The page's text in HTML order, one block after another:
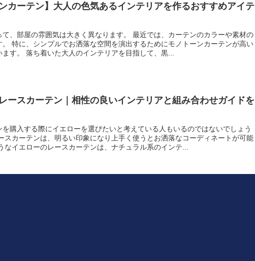
ンカーテン】大人の色気あるインテリアを作るおすすめアイテ
て、部屋の雰囲気は大きく異なります。 最近では、カーテンのカラーや素材の
。 特に、シンプルでお洒落な空間を演出するためにモノトーンカーテンが高い
ます。 落ち着いた大人のインテリアを目指して、黒...
ースカーテン｜相性の良いインテリアと組み合わせガイドを
を購入する際にイエローを選びたいと考えている人もいるのではないでしょう
スカーテンは、明るい印象になり上手く使うとお洒落なコーディネートが可能
なイエローのレースカーテンは、ナチュラル系のインテ...